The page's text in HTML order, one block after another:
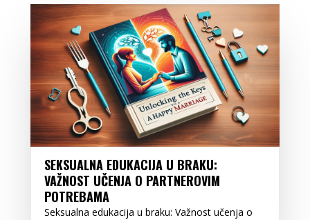
SEKSUALNA EDUKACIJA U BRAKU:
VAŽNOST UČENJA O PARTNEROVIM
POTREBAMA
Seksualna edukacija u braku: Važnost učenja o